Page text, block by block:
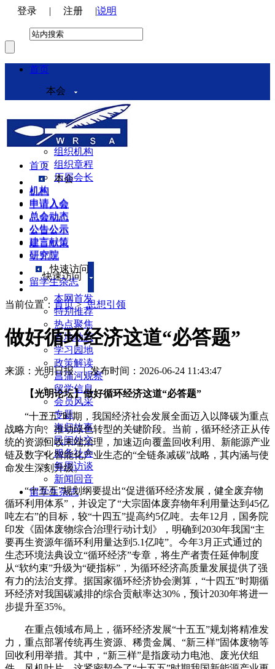
登录 | 注册 |说明
首页
本会
本会介绍
领导机构
理事会
组织机构
组织章程
历届会长
机构
申请入会
总会动态
公告公示
建言献策
研究院
快速访问
本网首发
特别推荐
热点聚焦
各地动态
学习园地
政策解读
菖蒲河观察
留学信息
会员风采
专题
海归故事
民间外交
服务社会
每周访谈
新闻回音
留学生杂志
首页
本会
机构
申请入会
总会动态
公告公示
建言献策
研究院
快速访问
留学生杂志
当前位置： 首页>思想引领
做好循环经济这道“必答题”
来源：光明日报 |发布时间：2026-06-24 11:43:47
【光明论坛】做好循环经济这道“必答题”
“十五五”时期，我国经济社会发展全面迈入以降碳为重点
战略方向、推动绿色转型的关键阶段。当前，循环经济正从传
统的资源回收末端治理，加速迈向覆盖回收利用、新能源产业
链及数字化智能化产业生态的“全链条减碳”战略，其内涵与使
命发生深刻升级。
“十五五”规划纲要提出“促进循环经济发展，健全废弃物
循环利用体系”，并设定了“大宗固体废弃物年利用量达到45亿
吨左右”的目标，较“十四五”提高约5亿吨。去年12月，国务院
印发《固体废物综合治理行动计划》，明确到2030年我国“主
要再生资源年循环利用量达到5.1亿吨”。今年3月正式通过的
生态环境法典设立“循环经济”专章，将生产者责任延伸制度
从“软约束”升级为“硬指标”，为循环经济高质量发展提供了强
有力的法治支撑。据国家循环经济协会测算，“十四五”时期循
环经济对我国碳减排的综合贡献率达30%，预计2030年将进一
步提升至35%。
在重点领域布局上，循环经济发展“十五五”规划将精准发
力，重点部署传统再生资源、稀贵金属、“新三样”固体废物等
回收利用举措。其中，“新三样”是指废动力电池、废光伏组